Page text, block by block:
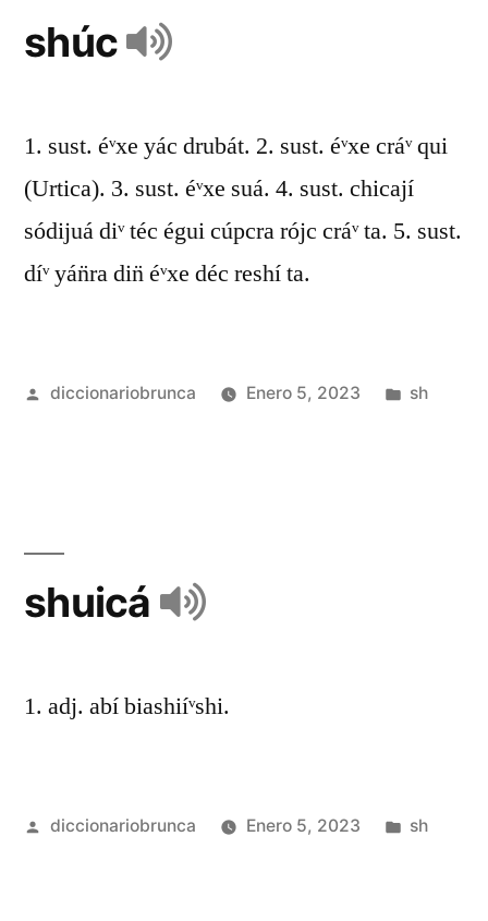
shúc
1. sust. éᵛxe yác drubát. 2. sust. éᵛxe cráᵛ qui
(Urtica). 3. sust. éᵛxe suá. 4. sust. chicají
sódijuá diᵛ téc égui cúpcra rójc cráᵛ ta. 5. sust.
díᵛ yán̈ra din̈ éᵛxe déc reshí ta.
diccionariobrunca Enero 5, 2023 sh
shuicá
1. adj. abí biashiíᵛshi.
diccionariobrunca Enero 5, 2023 sh